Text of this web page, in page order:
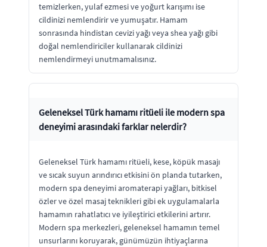
temizlerken, yulaf ezmesi ve yoğurt karışımı ise
cildinizi nemlendirir ve yumuşatır. Hamam
sonrasında hindistan cevizi yağı veya shea yağı gibi
doğal nemlendiriciler kullanarak cildinizi
nemlendirmeyi unutmamalısınız.
Geleneksel Türk hamamı ritüeli ile modern spa
deneyimi arasındaki farklar nelerdir?
Geleneksel Türk hamamı ritüeli, kese, köpük masajı
ve sıcak suyun arındırıcı etkisini ön planda tutarken,
modern spa deneyimi aromaterapi yağları, bitkisel
özler ve özel masaj teknikleri gibi ek uygulamalarla
hamamın rahatlatıcı ve iyileştirici etkilerini artırır.
Modern spa merkezleri, geleneksel hamamın temel
unsurlarını koruyarak, günümüzün ihtiyaçlarına